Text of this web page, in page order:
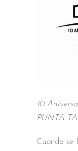
10
PUNTA
Cuando se